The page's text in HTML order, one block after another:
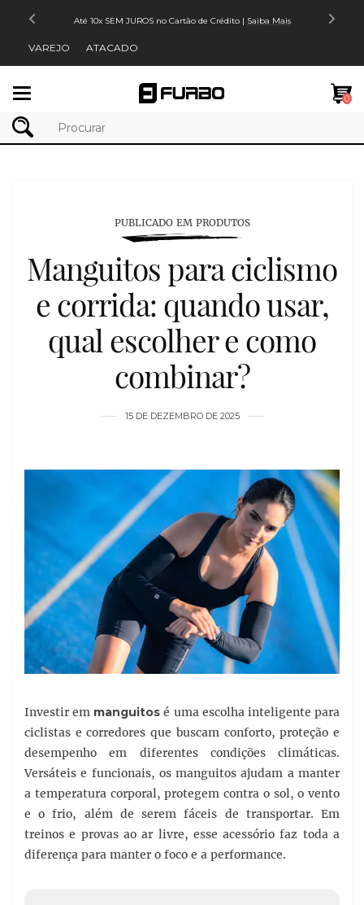
Até 10x SEM JUROS no Cartão de Crédito | Saiba Mais
VAREJO ATACADO
0
PUBLICADO EM PRODUTOS
Manguitos para ciclismo
e corrida: quando usar,
qual escolher e como
combinar?
15 DE DEZEMBRO DE 2025
Investir em manguitos é uma escolha inteligente para
ciclistas e corredores que buscam conforto, proteção e
desempenho em diferentes condições climáticas.
Versáteis e funcionais, os manguitos ajudam a manter
a temperatura corporal, protegem contra o sol, o vento
e o frio, além de serem fáceis de transportar. Em
treinos e provas ao ar livre, esse acessório faz toda a
diferença para manter o foco e a performance.